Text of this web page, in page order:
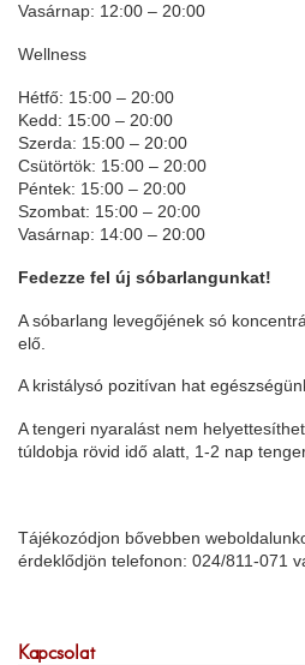
Vasárnap: 12:00 – 20:00
Wellness
Hétfő: 15:00 – 20:00
Kedd: 15:00 – 20:00
Szerda: 15:00 – 20:00
Csütörtök: 15:00 – 20:00
Péntek: 15:00 – 20:00
Szombat: 15:00 – 20:00
Vasárnap: 14:00 – 20:00
Fedezze fel új sóbarlangunkat!
A sóbarlang levegőjének só
elő.
A kristálysó pozitívan hat
A tengeri nyaralást nem
túldobja rövid idő alatt, 1-2 nap
Tájékozódjon bővebben
érdeklődjön telefonon: 024/811-071
Kapcsolat